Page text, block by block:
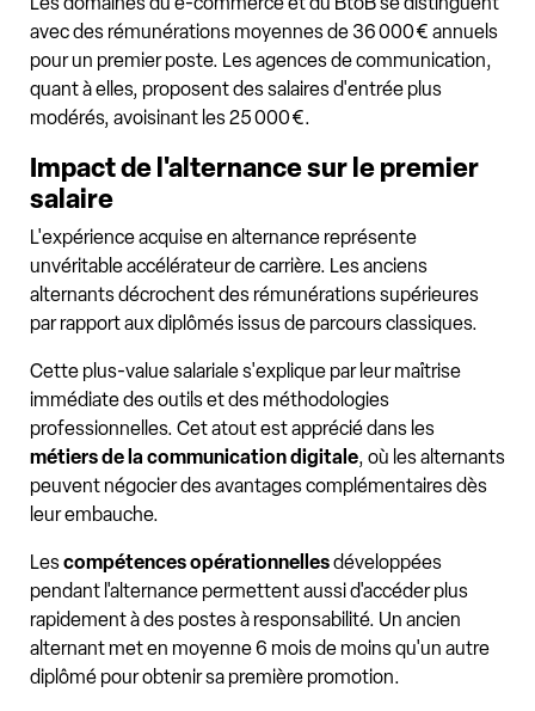
avec des rémunérations moyennes de 36 000 € annuels
pour un premier poste. Les agences de communication,
quant à elles, proposent des salaires d'entrée plus
modérés, avoisinant les 25 000 €.
Impact de l'alternance sur le premier
salaire
L'expérience acquise en alternance représente
unvéritable accélérateur de carrière. Les anciens
alternants décrochent des rémunérations supérieures
par rapport aux diplômés issus de parcours classiques.
Cette plus-value salariale s'explique par leur maîtrise
immédiate des outils et des méthodologies
professionnelles. Cet atout est apprécié dans les
métiers de la communication digitale, où les alternants
peuvent négocier des avantages complémentaires dès
leur embauche.
Lescompétences opérationnellesdéveloppées
pendant l'alternance permettent aussi d'accéder plus
rapidement à des postes à responsabilité. Un ancien
alternant met en moyenne 6 mois de moins qu'un autre
diplômé pour obtenir sa première promotion.